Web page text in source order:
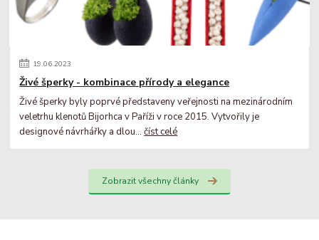
19.06.2023
Živé šperky - kombinace přírody a elegance
Živé šperky byly poprvé představeny veřejnosti na mezinárodním
veletrhu klenotů Bijorhca v Paříži v roce 2015. Vytvořily je
designové návrhářky a dlou...číst celé
Zobrazit všechny články